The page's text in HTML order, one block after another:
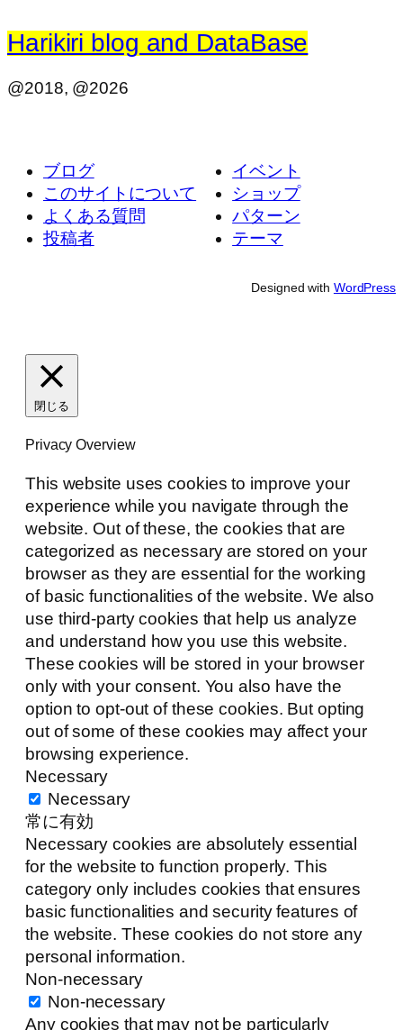
Harikiri blog and DataBase
@2018, @2026
ブログ
このサイトについて
よくある質問
投稿者
イベント
ショップ
パターン
テーマ
Designed with WordPress
閉じる
Privacy Overview
This website uses cookies to improve your
experience while you navigate through the
website. Out of these, the cookies that are
categorized as necessary are stored on your
browser as they are essential for the working
of basic functionalities of the website. We also
use third-party cookies that help us analyze
and understand how you use this website.
These cookies will be stored in your browser
only with your consent. You also have the
option to opt-out of these cookies. But opting
out of some of these cookies may affect your
browsing experience.
Necessary
Necessary
常に有効
Necessary cookies are absolutely essential
for the website to function properly. This
category only includes cookies that ensures
basic functionalities and security features of
the website. These cookies do not store any
personal information.
Non-necessary
Non-necessary
Any cookies that may not be particularly